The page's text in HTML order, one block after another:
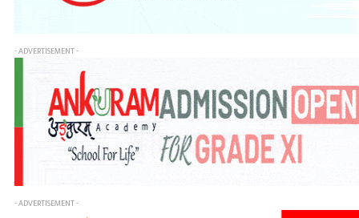
- ADVERTISEMENT -
- ADVERTISEMENT -